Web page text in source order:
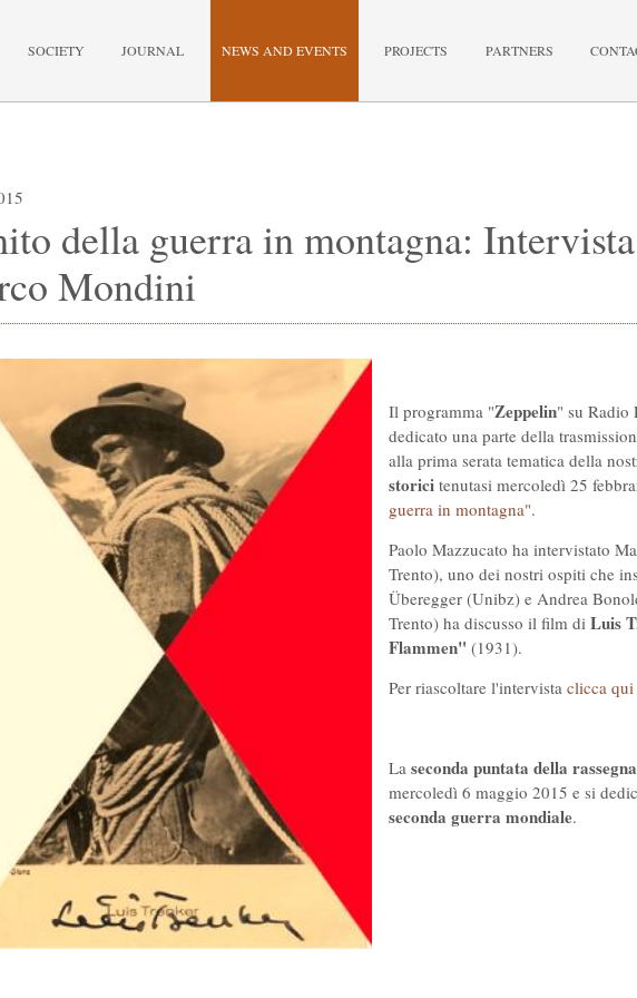
SOCIETY JOURNAL NEWS AND EVENTS PROJECTS PARTNERS
della guerra in montagna:
Mondini
Il programma "Zeppelin" su Radio
dedicato una parte della
alla prima serata tematica della
storici tenutasi mercoledì 25
guerra in montagna".
Paolo Mazzucato ha intervistato
Trento), uno dei nostri ospiti che
Überegger (Unibz) e Andrea
Trento) ha discusso il film di Luis
Flammen" (1931).
Per riascoltare l'intervista clicca qui
La seconda puntata della
mercoledì 6 maggio 2015 e si
seconda guerra mondiale.